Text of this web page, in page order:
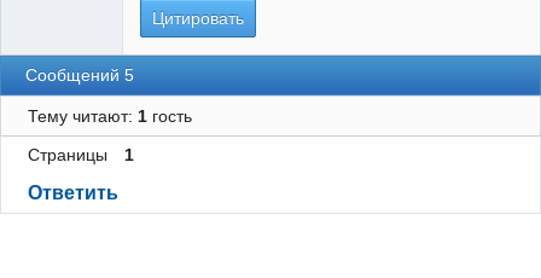
Цитировать
Сообщений 5
Тему читают: 1гость
Страницы 1
Ответить